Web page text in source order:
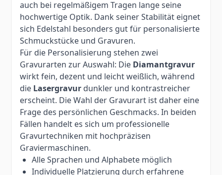
auch bei regelmäßigem Tragen lange seine
hochwertige Optik. Dank seiner Stabilität eignet
sich Edelstahl besonders gut für personalisierte
Schmuckstücke und Gravuren.
Für die Personalisierung stehen zwei
Gravurarten zur Auswahl: Die Diamantgravur
wirkt fein, dezent und leicht weißlich, während
die Lasergravur dunkler und kontrastreicher
erscheint. Die Wahl der Gravurart ist daher eine
Frage des persönlichen Geschmacks. In beiden
Fällen handelt es sich um professionelle
Gravurtechniken mit hochpräzisen
Graviermaschinen.
Alle Sprachen und Alphabete möglich
Individuelle Platzierung durch erfahrene